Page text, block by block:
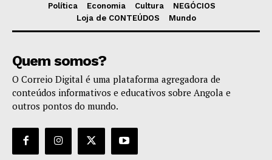
Política Economia Cultura
NEGÓCIOS
Loja de CONTEÚDOS
Mundo
Quem somos?
O Correio Digital é uma plataforma agregadora de
conteúdos informativos e educativos sobre Angola e
outros pontos do mundo.